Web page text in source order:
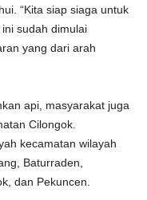
“Kita siap siaga untuk
sudah dimulai
yang dari arah
api, masyarakat juga
Cilongok.
kecamatan wilayah
Baturraden,
dan Pekuncen.